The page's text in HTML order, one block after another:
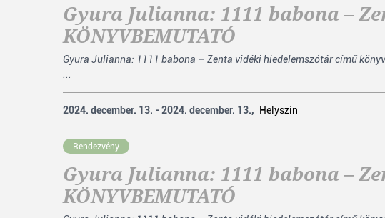
Gyura Julianna: 1111 babona –
KÖNYVBEMUTATÓ
Gyura Julianna: 1111 babona – Zenta vidéki hiedelemszótár című
2024. december. 13. - 2024. december. 13., Helyszín
Rendezvény
Gyura Julianna: 1111 babona –
KÖNYVBEMUTATÓ